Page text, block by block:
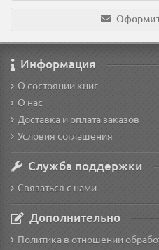
Информация
О состоянии книг
О нас
Доставка и оплата заказов
Условия соглашения
Служба поддержки
Связаться с нами
Дополнительно
Политика в отношении